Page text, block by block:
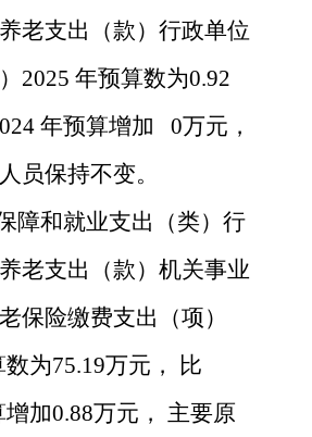
老支出（款）行政单位
2025 年预算数为0.92
年预算增加 0万元，
人员保持不变。
障和就业支出
（类）行
老支出（款）机关事业
保险缴费支出（项）
为75.19万元，
比
加0.88万元，
主要原